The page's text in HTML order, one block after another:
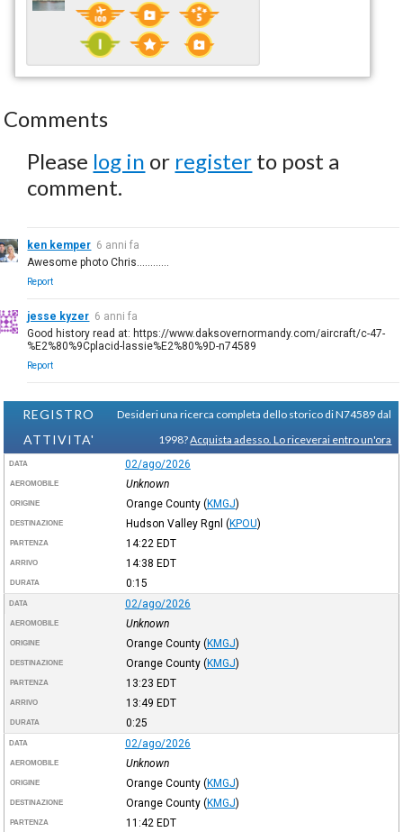
Comments
Please log in or register to post a
comment.
ken kemper 6 anni fa
Awesome photo Chris………...
Report
jesse kyzer 6 anni fa
Good history read at: https://www.daksovernormandy.com/aircraft/c-47-
%E2%80%9Cplacid-lassie%E2%80%9D-n74589
Report
REGISTRO
ATTIVITA'
Desideri una ricerca completa dello storico di N74589 dal
1998?Acquista adesso. Lo riceverai entro un'ora
DATA 02/ago/2026
AEROMOBILE Unknown
ORIGINE Orange County (KMGJ)
DESTINAZIONE Hudson Valley Rgnl (KPOU)
PARTENZA 14:22 EDT
ARRIVO 14:38 EDT
DURATA 0:15
DATA 02/ago/2026
AEROMOBILE Unknown
ORIGINE Orange County (KMGJ)
DESTINAZIONE Orange County (KMGJ)
PARTENZA 13:23 EDT
ARRIVO 13:49 EDT
DURATA 0:25
DATA 02/ago/2026
AEROMOBILE Unknown
ORIGINE Orange County (KMGJ)
DESTINAZIONE Orange County (KMGJ)
PARTENZA 11:42 EDT